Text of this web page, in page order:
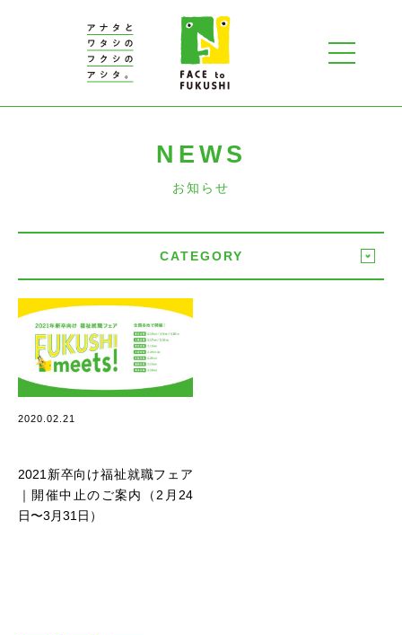
NEWS
お知らせ
CATEGORY
2020.02.21
2021新卒向け福祉就職フェア
｜開催中止のご案内（2月24
日〜3月31日）